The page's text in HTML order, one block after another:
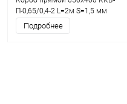
П-0,65/0,4-2 L=2м S=1,5 мм
Подробнее